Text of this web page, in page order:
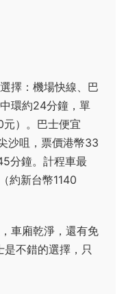
擇：機場快線、巴
環約24分鐘，單
）。巴士便宜
沙咀，票價港幣33
分鐘。計程車最
約新台幣1140
車廂乾淨，還有免
不錯的選擇，只